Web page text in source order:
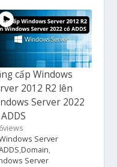
cấp Windows
2012 R2 lên
Server 2022
6views
Server
,Domain,
Server